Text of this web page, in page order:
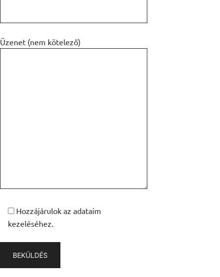
Üzenet (nem kötelező)
Hozzájárulok az adataim
kezeléséhez.